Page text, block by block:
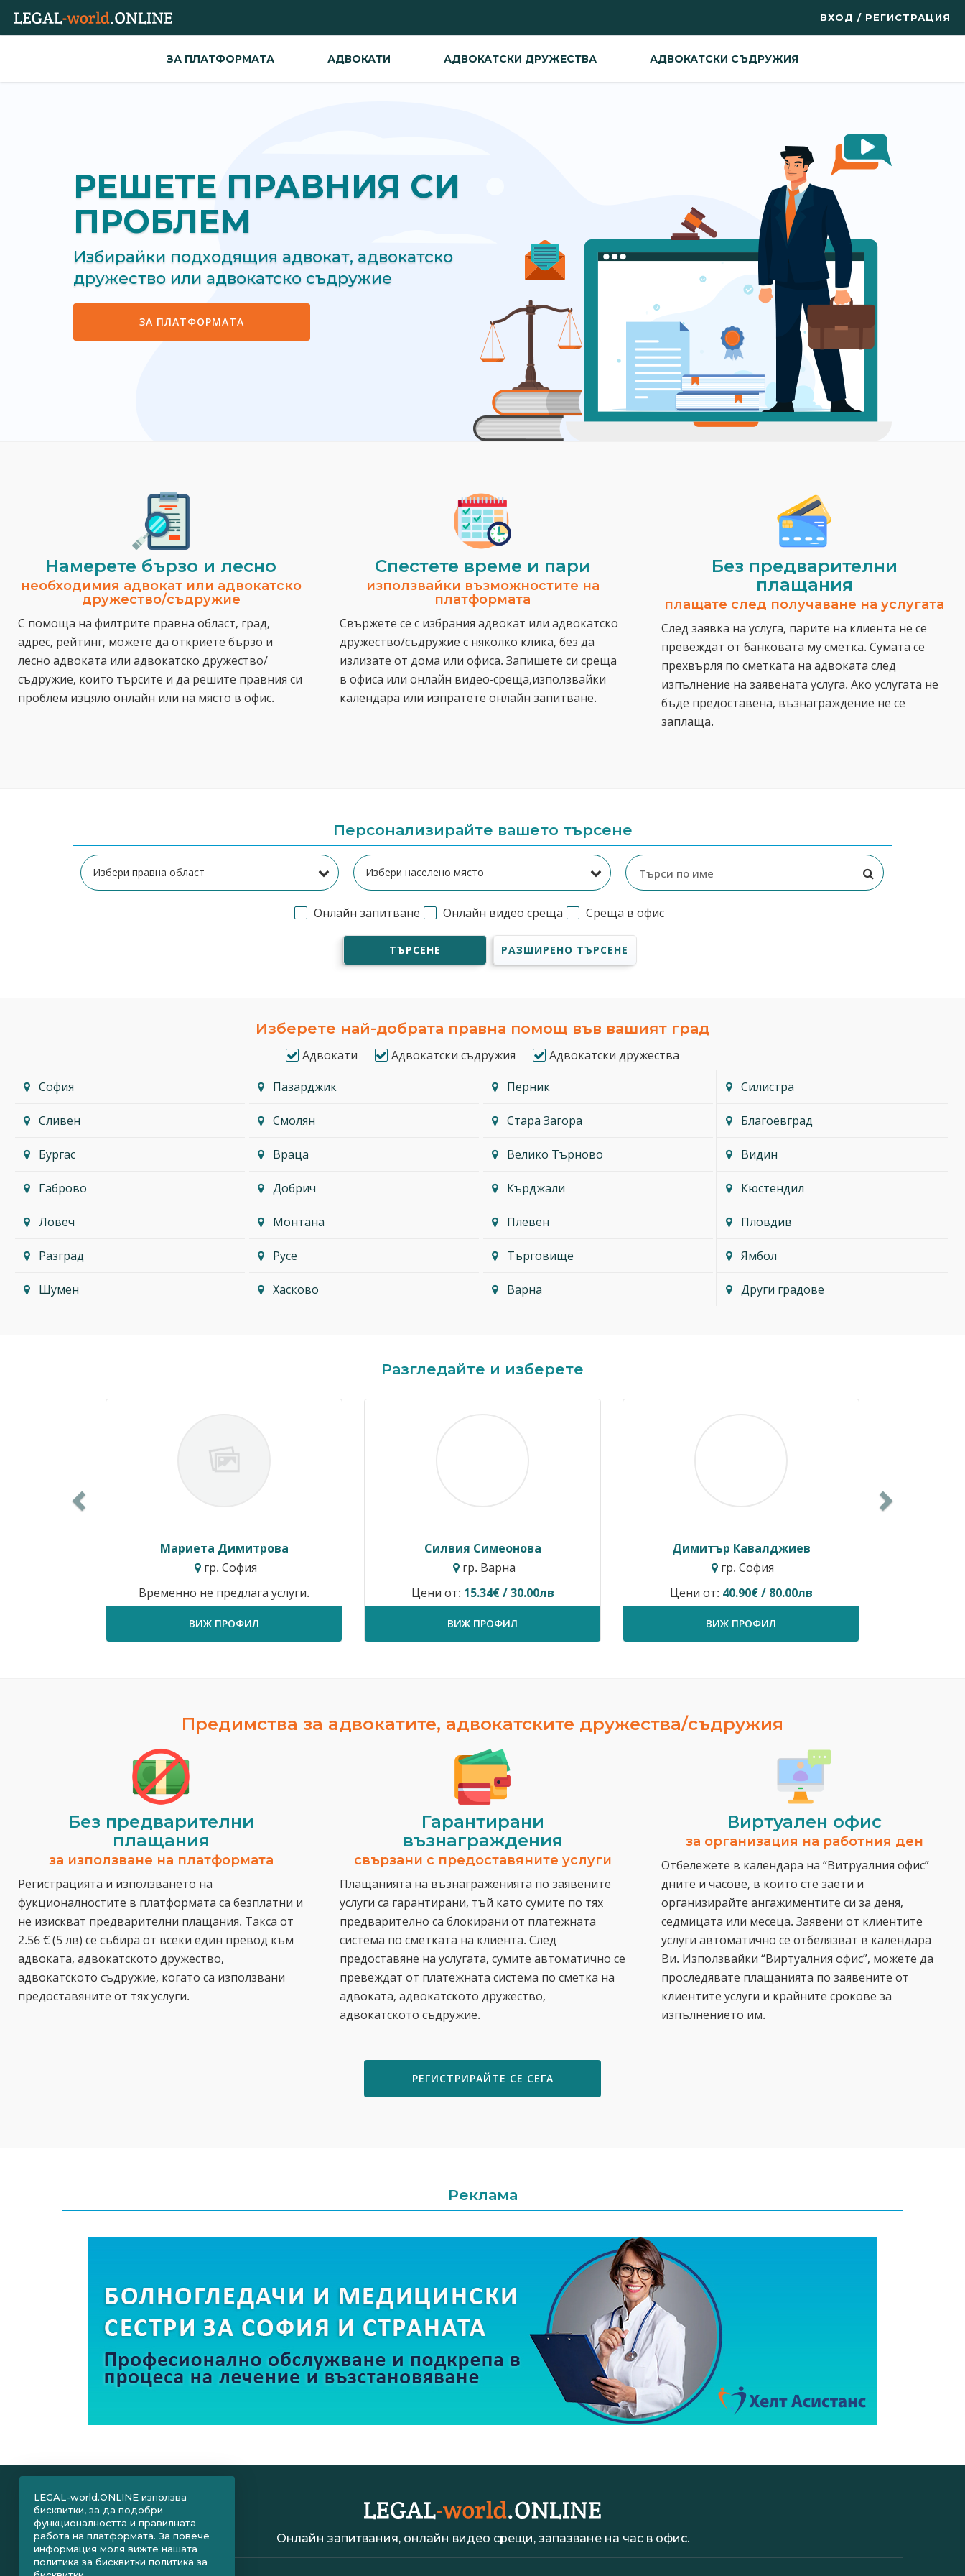
ВХОД / РЕГИСТРАЦИЯ
ЗА ПЛАТФОРМАТА АДВОКАТИ АДВОКАТСКИ ДРУЖЕСТВА АДВОКАТСКИ СЪДРУЖИЯ
РЕШЕТЕ ПРАВНИЯ СИ
ПРОБЛЕМ
Избирайки подходящия адвокат, адвокатско
дружество или адвокатско съдружие
ЗА ПЛАТФОРМАТА
Намерете бързо и лесно
необходимия адвокат или адвокатско
дружество/съдружие
С помоща на филтрите правна област, град,
адрес, рейтинг, можете да откриете бързо и
лесно адвоката или адвокатско дружество/
съдружие, които търсите и да решите правния си
проблем изцяло онлайн или на място в офис.
Спестeте време и пари
използвайки възможностите на
платформата
Свържете се с избрания адвокат или адвокатско
дружество/съдружие с няколко клика, без да
излизате от дома или офиса. Запишете си среща
в офиса или онлайн видео-среща,използвайки
календара или изпратете онлайн запитване.
Без предварителни
плащания
плащате след получаване на услугата
След заявка на услуга, парите на клиента не се
превеждат от банковата му сметка. Сумата се
прехвърля по сметката на адвоката след
изпълнение на заявената услуга. Ако услугата не
бъде предоставена, възнаграждение не се
заплаща.
Персонализирайте вашето търсене
Онлайн запитване Онлайн видео среща Среща в офис
ТЪРСЕНЕ РАЗШИРЕНО ТЪРСЕНЕ
Изберете най-добрата правна помощ във вашият град
Адвокати Адвокатски съдружия
Адвокатски дружества
София
Пазарджик Перник Силистра
Сливен Смолян Стара Загора Благоевград
Бургас Враца Велико Търново Видин
Габрово Добрич Кърджали Кюстендил
Ловеч Монтана Плевен Пловдив
Разград Русе Търговище Ямбол
Шумен Хасково Варна Други градове
Разгледайте и изберете
Мариета Димитрова
гр. София
Временно не предлага услуги.
ВИЖ ПРОФИЛ
Силвия Симеонова
гр. Варна
Цени от: 15.34€ / 30.00лв
ВИЖ ПРОФИЛ
Димитър Кавалджиев
гр. София
Цени от: 40.90€ / 80.00лв
ВИЖ ПРОФИЛ
Предимства за адвокатите, адвокатските дружества/съдружия
Без предварителни
плащания
за използване на платформата
Регистрацията и използването на
фукционалностите в платформата са безплатни и
не изискват предварителни плащания. Такса от
2.56 € (5 лв) се събира от всеки един превод към
адвоката, адвокатското дружество,
адвокатското съдружие, когато са използвани
предоставяните от тях услуги.
Гарантирани
възнаграждения
свързани с предоставяните услуги
Плащанията на възнаграженията по заявените
услуги са гарантирани, тъй като сумите по тях
предварително са блокирани от платежната
система по сметката на клиента. След
предоставяне на услугата, сумите автоматично се
превеждат от платежната система по сметка на
адвоката, адвокатското дружество,
адвокатското съдружие.
Виртуален офис
за организация на работния ден
Отбележете в календара на “Витруалния офис”
дните и часове, в които сте заети и
организирайте ангажиментите си за деня,
седмицата или месеца. Заявени от клиентите
услуги автоматично се отбелязват в календара
Ви. Използвайки “Виртуалния офис”, можете да
проследявате плащанията по заявените от
клиентите услуги и крайните срокове за
изпълнението им.
РЕГИСТРИРАЙТЕ СЕ СЕГА
Реклама
Онлайн запитвания, онлайн видео срещи, запазване на час в офис.
LEGAL-world.ONLINE използва
бисквитки, за да подобри
функционалността и правилната
работа на платформата. За повече
информация моля вижте нашата
политика за бисквитки политика за